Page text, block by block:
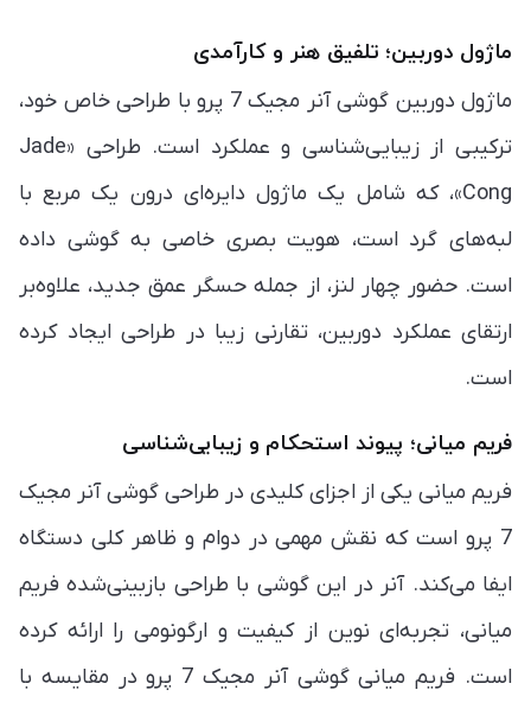
ماژول دوربین؛ تلفیق هنر و کارآمدی
ماژول دوربین گوشی آنر مجیک 7 پرو با طراحی خاص خود،
ترکیبی از زیبایی‌شناسی و عملکرد است. طراحی «Jade
Cong»، که شامل یک ماژول دایره‌ای درون یک مربع با
لبه‌های گرد است، هویت بصری خاصی به گوشی داده
است. حضور چهار لنز، از جمله حسگر عمق جدید، علاوه‌بر
ارتقای عملکرد دوربین، تقارنی زیبا در طراحی ایجاد کرده
است.
فریم میانی؛ پیوند استحکام و زیبایی‌شناسی
فریم میانی یکی از اجزای کلیدی در طراحی گوشی آنر مجیک
7 پرو است که نقش مهمی در دوام و ظاهر کلی دستگاه
ایفا می‌کند. آنر در این گوشی با طراحی بازبینی‌شده‌ فریم
میانی، تجربه‌ای نوین از کیفیت و ارگونومی را ارائه کرده
است. فریم میانی گوشی آنر مجیک 7 پرو در مقایسه با